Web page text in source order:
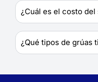
¿Cuál es el costo
¿Qué tipos de grúas